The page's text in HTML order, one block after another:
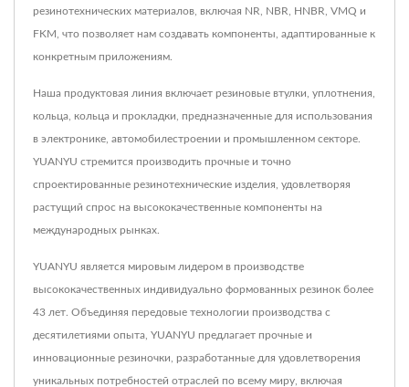
резинотехнических материалов, включая NR, NBR, HNBR, VMQ и
FKM, что позволяет нам создавать компоненты, адаптированные к
конкретным приложениям.
Наша продуктовая линия включает резиновые втулки, уплотнения,
кольца, кольца и прокладки, предназначенные для использования
в электронике, автомобилестроении и промышленном секторе.
YUANYU стремится производить прочные и точно
спроектированные резинотехнические изделия, удовлетворяя
растущий спрос на высококачественные компоненты на
международных рынках.
YUANYU является мировым лидером в производстве
высококачественных индивидуально формованных резинок более
43 лет. Объединяя передовые технологии производства с
десятилетиями опыта, YUANYU предлагает прочные и
инновационные резиночки, разработанные для удовлетворения
уникальных потребностей отраслей по всему миру, включая